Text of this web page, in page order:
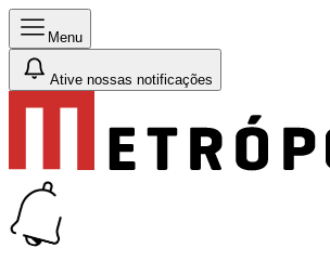
Menu
Ative nossas notificações